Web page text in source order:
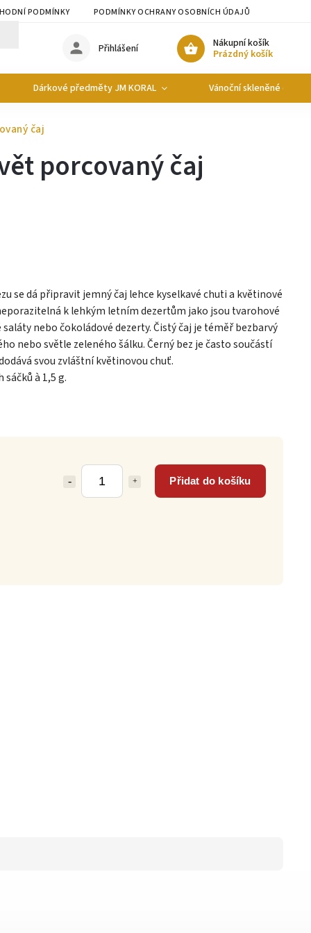
PODMÍNKY PODMÍNKY OCHRANY OSOBNÍCH ÚDAJŮ
Nákupní košík
Prázdný košík
Přihlášení
Dárkové předměty JM KORAL Vánoční skleněné
čaj
Přidat do košíku
porcovaný čaj
se dá připravit jemný čaj lehce kyselkavé chuti a květinové
k lehkým letním dezertům jako jsou tvarohové
nebo čokoládové dezerty. Čistý čaj je téměř bezbarvý
nebo světle zeleného šálku. Černý bez je často součástí
svou zvláštní květinovou chuť.
à 1,5 g.